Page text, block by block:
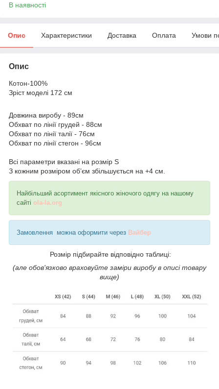
В наявності
Опис Характеристики Доставка Оплата Умови
Опис
Котон-100%
Зріст моделі 172 см
Довжина виробу - 89см
Обхват по лінії грудей - 88см
Обхват по лінії талії - 76см
Обхват по лінії стегон - 96см
Всі параметри вказані на розмір S
З кожним розміром об’єм збільшується на +4 см.
Найбільший асортимент якісного жіночого одягу на нашому
сайті ola-la.org
Замовлення можна оформити через Вайбер
Розмір підбирайте відповідно таблиці:
(але обов'язково враховуйте заміри виробу в описі товару
вище)